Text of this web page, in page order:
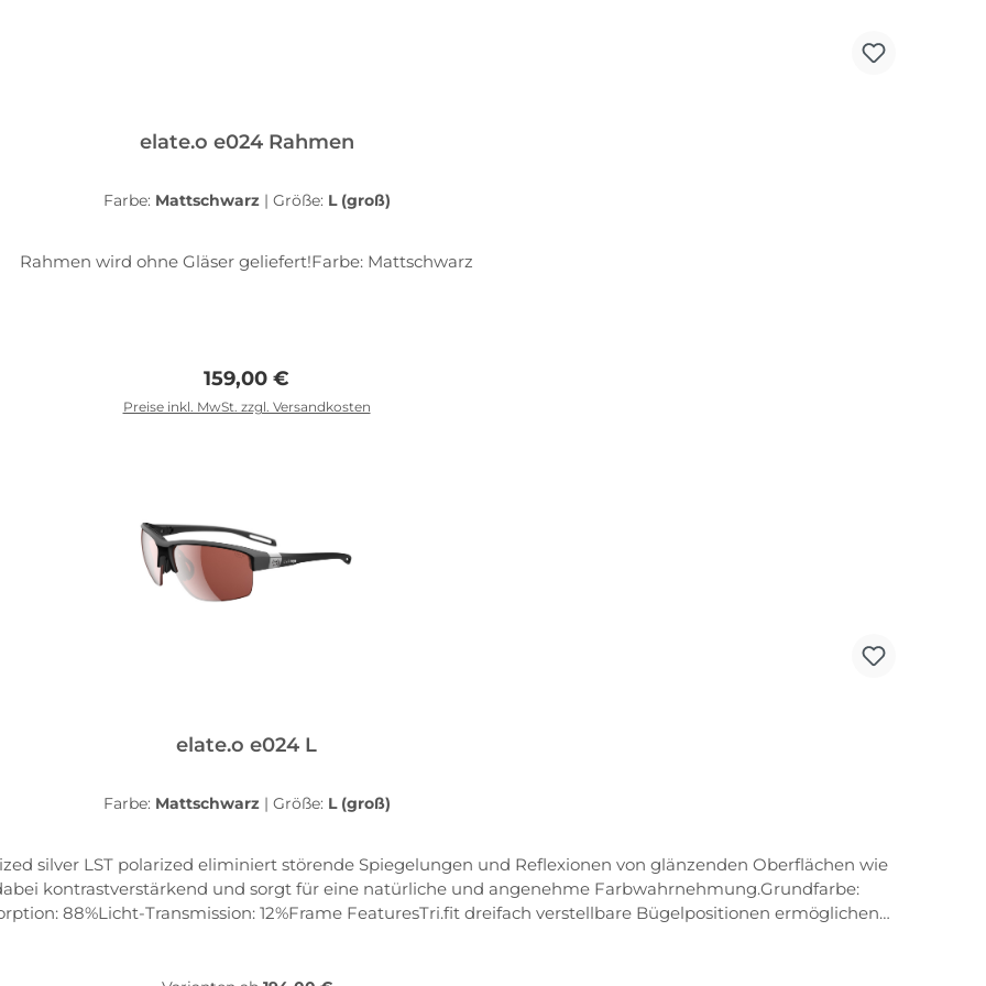
elate.o e024 Rahmen
Farbe: Mattschwarz | Größe: L (groß)
Rahmen wird ohne Gläser geliefert!Farbe: Mattschwarz
Regulärer Preis:
159,00 €
Preise inkl. MwSt. zzgl. Versandkosten
elate.o e024 L
Farbe: Mattschwarz | Größe: L (groß)
silver LST polarized eliminiert störende Spiegelungen und Reflexionen von glänzenden Oberflächen wie
kontrastverstärkend und sorgt für eine natürliche und angenehme Farbwahrnehmung.Grundfarbe:
88%Licht-Transmission: 12%Frame FeaturesTri.fit dreifach verstellbare Bügelpositionen ermöglichen